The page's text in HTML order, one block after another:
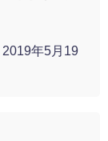
2019年5月19